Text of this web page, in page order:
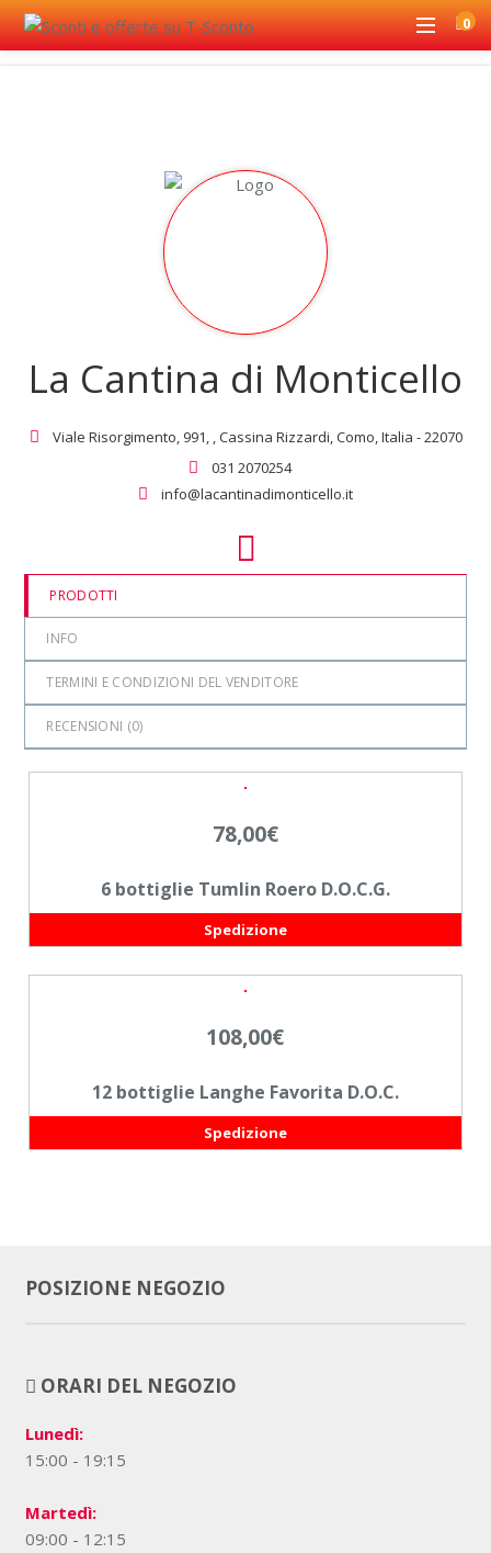
0
La Cantina di Monticello
Viale Risorgimento, 991, , Cassina Rizzardi, Como, Italia - 22070
031 2070254
info@lacantinadimonticello.it
PRODOTTI
INFO
TERMINI E CONDIZIONI DEL VENDITORE
RECENSIONI (0)
78,00€
6 bottiglie Tumlin Roero D.O.C.G.
Spedizione
108,00€
12 bottiglie Langhe Favorita D.O.C.
Spedizione
POSIZIONE NEGOZIO
ORARI DEL NEGOZIO
Lunedì:
15:00 - 19:15
Martedì:
09:00 - 12:15